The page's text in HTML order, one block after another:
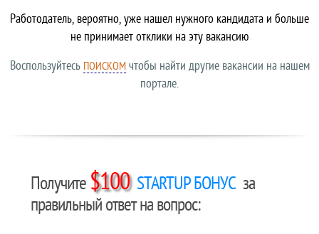
Работодатель, вероятно, уже нашел нужного кандидата и больше
не принимает отклики на эту вакансию
Воспользуйтесь ПОИСКОМчтобы найти другие вакансии на нашем
портале.
Получите $100 STARTUP БОНУС за
правильный ответ на вопрос: